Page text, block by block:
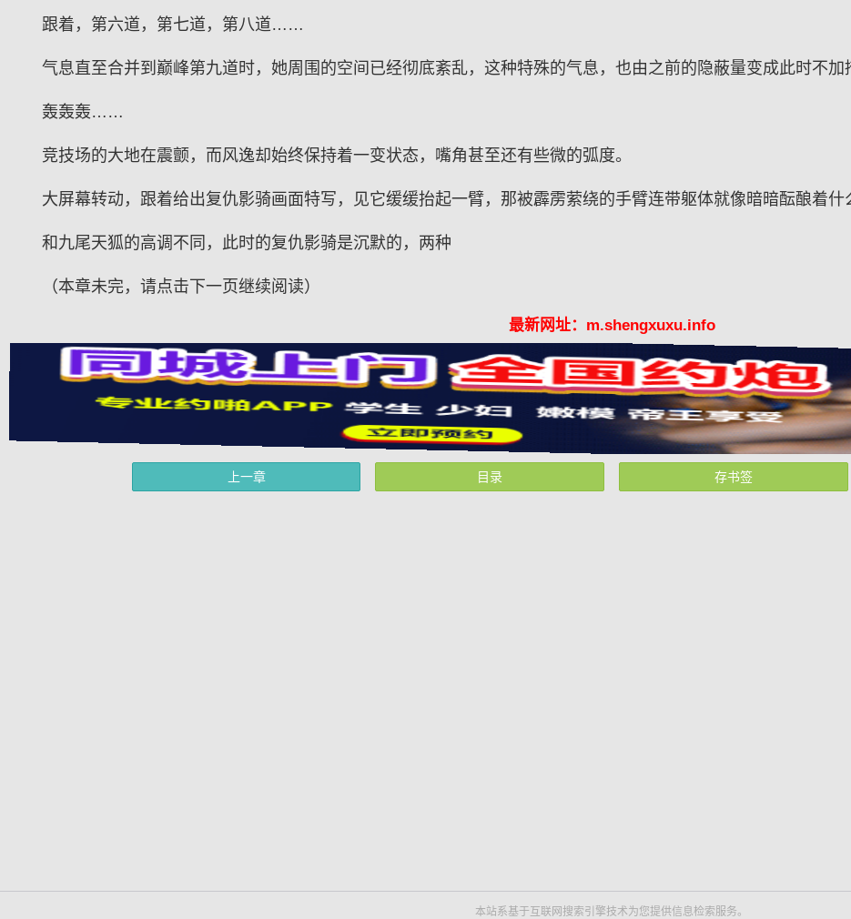
跟着，第六道，第七道，第八道……
气息直至合并到巅峰第九道时，她周围的空间已经彻底紊乱，这种特殊的气息，也由之前的隐蔽量变成此时不加
轰轰轰……
竞技场的大地在震颤，而风逸却始终保持着一变状态，嘴角甚至还有些微的弧度。
大屏幕转动，跟着给出复仇影骑画面特写，见它缓缓抬起一臂，那被霹雳萦绕的手臂连带躯体就像暗暗酝酿着什
和九尾天狐的高调不同，此时的复仇影骑是沉默的，两种
（本章未完，请点击下一页继续阅读）
最新网址：m.shengxuxu.info
上一章 目录 存书签
本站系基于互联网搜索引擎技术为您提供信息检索服务。